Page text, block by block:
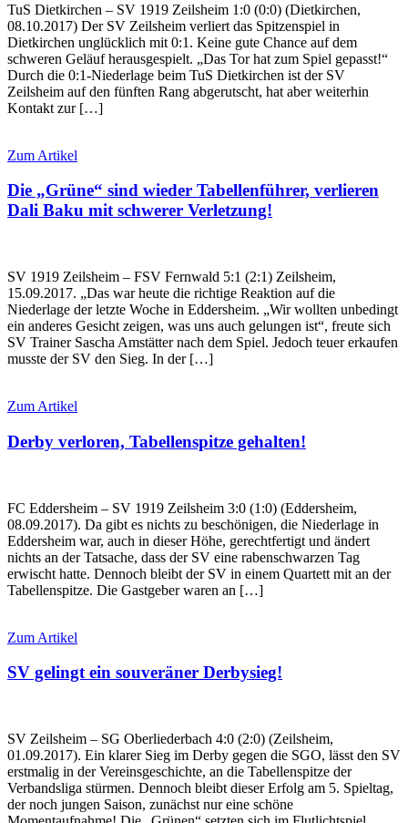
TuS Dietkirchen – SV 1919 Zeilsheim 1:0 (0:0) (Dietkirchen,
08.10.2017) Der SV Zeilsheim verliert das Spitzenspiel in
Dietkirchen unglücklich mit 0:1. Keine gute Chance auf dem
schweren Geläuf herausgespielt. „Das Tor hat zum Spiel gepasst!“
Durch die 0:1-Niederlage beim TuS Dietkirchen ist der SV
Zeilsheim auf den fünften Rang abgerutscht, hat aber weiterhin
Kontakt zur […]
Zum Artikel
Die „Grüne“ sind wieder Tabellenführer, verlieren
Dali Baku mit schwerer Verletzung!
SV 1919 Zeilsheim – FSV Fernwald 5:1 (2:1) Zeilsheim,
15.09.2017. „Das war heute die richtige Reaktion auf die
Niederlage der letzte Woche in Eddersheim. „Wir wollten unbedingt
ein anderes Gesicht zeigen, was uns auch gelungen ist“, freute sich
SV Trainer Sascha Amstätter nach dem Spiel. Jedoch teuer erkaufen
musste der SV den Sieg. In der […]
Zum Artikel
Derby verloren, Tabellenspitze gehalten!
FC Eddersheim – SV 1919 Zeilsheim 3:0 (1:0) (Eddersheim,
08.09.2017). Da gibt es nichts zu beschönigen, die Niederlage in
Eddersheim war, auch in dieser Höhe, gerechtfertigt und ändert
nichts an der Tatsache, dass der SV eine rabenschwarzen Tag
erwischt hatte. Dennoch bleibt der SV in einem Quartett mit an der
Tabellenspitze. Die Gastgeber waren an […]
Zum Artikel
SV gelingt ein souveräner Derbysieg!
SV Zeilsheim – SG Oberliederbach 4:0 (2:0) (Zeilsheim,
01.09.2017). Ein klarer Sieg im Derby gegen die SGO, lässt den SV
erstmalig in der Vereinsgeschichte, an die Tabellenspitze der
Verbandsliga stürmen. Dennoch bleibt dieser Erfolg am 5. Spieltag,
der noch jungen Saison, zunächst nur eine schöne